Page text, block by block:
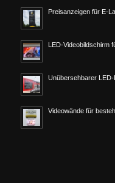
Preisanzeigen für E-
LED-Videobildschirm
Unübersehbarer
Videowände für